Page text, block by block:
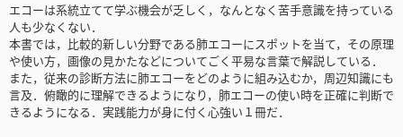
エコーは系統立てて学ぶ機会が乏しく，なんとなく苦手意識を持っている
人も少なくない．
本書では，比較的新しい分野である肺エコーにスポットを当て，その原理
や使い方，画像の見かたなどについてごく平易な言葉で解説している．
また，従来の診断方法に肺エコーをどのように組み込むか，周辺知識にも
言及．俯瞰的に理解できるようになり，肺エコーの使い時を正確に判断で
きるようになる．実践能力が身に付く心強い１冊だ．